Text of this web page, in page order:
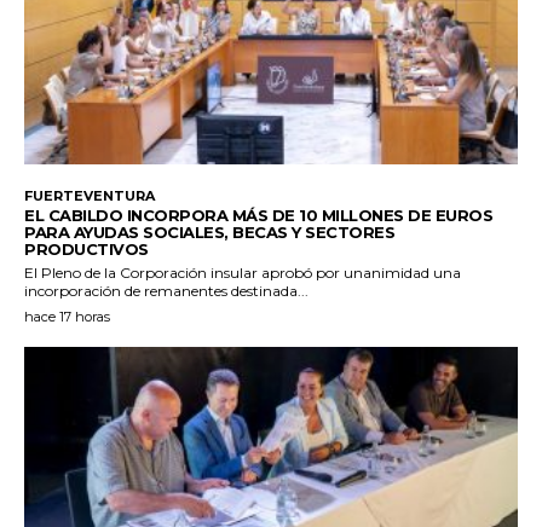
FUERTEVENTURA
EL CABILDO INCORPORA MÁS DE 10 MILLONES DE EUROS
PARA AYUDAS SOCIALES, BECAS Y SECTORES
PRODUCTIVOS
El Pleno de la Corporación insular aprobó por unanimidad una
incorporación de remanentes destinada...
hace 17 horas